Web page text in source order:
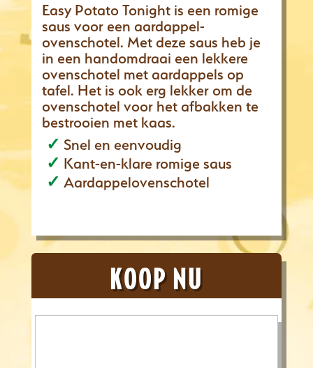
Easy Potato Tonight is een romige
saus voor een aardappel-
ovenschotel. Met deze saus heb je
in een handomdraai een lekkere
ovenschotel met aardappels op
tafel. Het is ook erg lekker om de
ovenschotel voor het afbakken te
bestrooien met kaas.
Snel en eenvoudig
Kant-en-klare romige saus
Aardappelovenschotel
KOOP NU